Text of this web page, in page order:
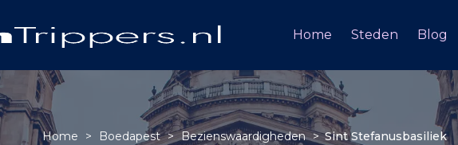
Home Steden Blog
Home > Boedapest > Bezienswaardigheden >Sint Stefanusbasiliek